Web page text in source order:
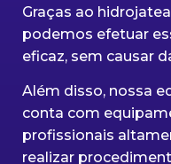
Graças ao
podemos efetuar
eficaz, sem causar
Além disso, nossa
conta com
profissionais
realizar